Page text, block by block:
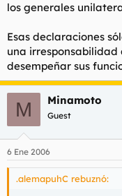
los generales
Esas declaraciones
una irresponsabilidad
desempeñar sus
M Minamoto
Guest
6 Ene 2006
.alemapuhC rebuznó: